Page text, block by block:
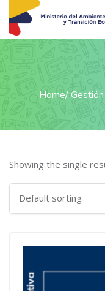
Home
Showing the single